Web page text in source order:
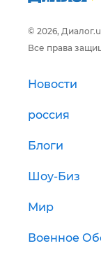
© 2026,
Все права
Новости
россия
Блоги
Шоу-Биз
Мир
Военное